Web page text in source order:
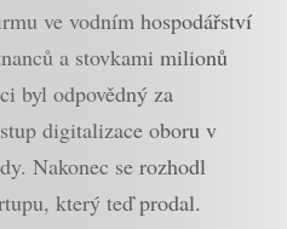
ve vodním hospodářství
a stovkami milionů
byl odpovědný za
digitalizace oboru v
Nakonec se rozhodl
který teď prodal.